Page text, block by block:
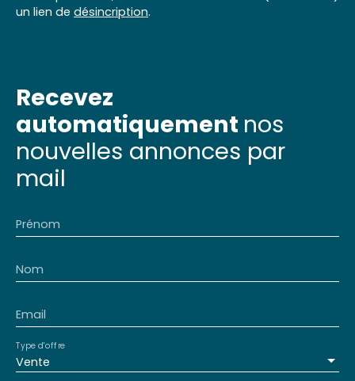
un lien de désincription.
Recevez
automatiquement nos
nouvelles annonces par
mail
Prénom
Nom
Email
Vente
Type d'offre